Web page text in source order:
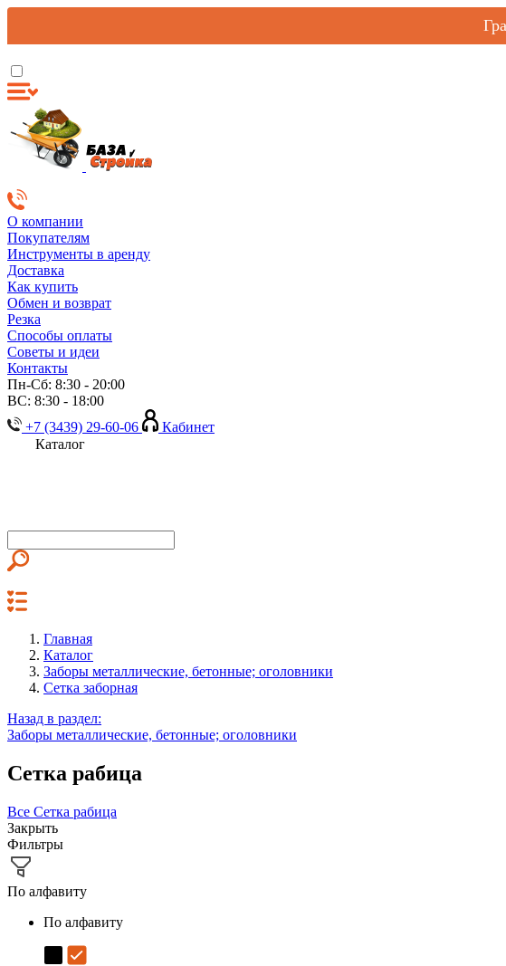
О компании
Покупателям
Инструменты в аренду
Доставка
Как купить
Обмен и возврат
Резка
Способы оплаты
Советы и идеи
Контакты
Пн-Сб: 8:30 - 20:00
ВС: 8:30 - 18:00
+7 (3439) 29-60-06
Кабинет
Каталог
Главная
Каталог
Заборы металлические, бетонные; оголовники
Сетка заборная
Назад в раздел:
Заборы металлические, бетонные; оголовники
Сетка рабица
Все Сетка рабица
Закрыть
Фильтры
По алфавиту
По алфавиту